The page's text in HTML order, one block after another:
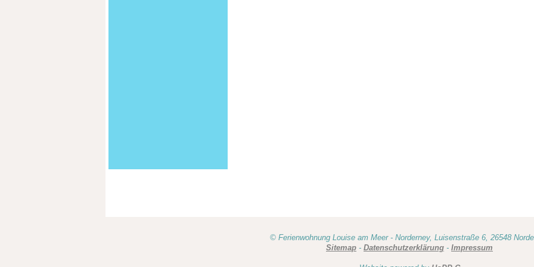
© Ferienwohnung Louise am Meer - Norderney, Luisenstraße 6, 26548
Sitemap - Datenschutzerklärung - Impressum